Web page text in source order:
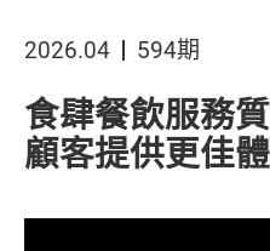
2026.04 594期
食肆餐飲服務
顧客提供更佳